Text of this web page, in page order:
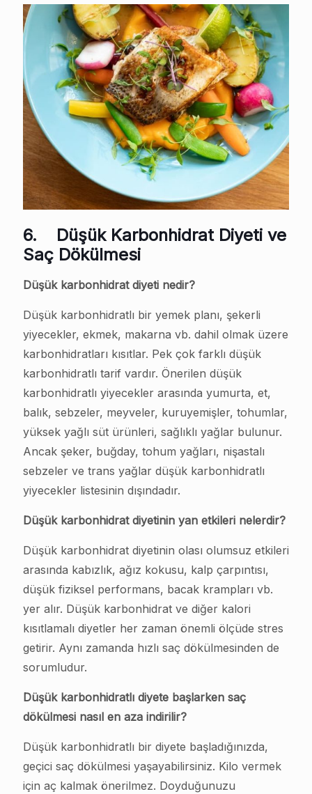
6. Düşük Karbonhidrat Diyeti ve
Saç Dökülmesi
Düşük karbonhidrat diyeti nedir?
Düşük karbonhidratlı bir yemek planı, şekerli
yiyecekler, ekmek, makarna vb. dahil olmak üzere
karbonhidratları kısıtlar. Pek çok farklı düşük
karbonhidratlı tarif vardır. Önerilen düşük
karbonhidratlı yiyecekler arasında yumurta, et,
balık, sebzeler, meyveler, kuruyemişler, tohumlar,
yüksek yağlı süt ürünleri, sağlıklı yağlar bulunur.
Ancak şeker, buğday, tohum yağları, nişastalı
sebzeler ve trans yağlar düşük karbonhidratlı
yiyecekler listesinin dışındadır.
Düşük karbonhidrat diyetinin yan etkileri nelerdir?
Düşük karbonhidrat diyetinin olası olumsuz etkileri
arasında kabızlık, ağız kokusu, kalp çarpıntısı,
düşük fiziksel performans, bacak krampları vb.
yer alır. Düşük karbonhidrat ve diğer kalori
kısıtlamalı diyetler her zaman önemli ölçüde stres
getirir. Aynı zamanda hızlı saç dökülmesinden de
sorumludur.
Düşük karbonhidratlı diyete başlarken saç
dökülmesi nasıl en aza indirilir?
Düşük karbonhidratlı bir diyete başladığınızda,
geçici saç dökülmesi yaşayabilirsiniz. Kilo vermek
için aç kalmak önerilmez. Doyduğunuzu